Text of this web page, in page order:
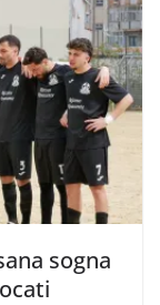
sogna